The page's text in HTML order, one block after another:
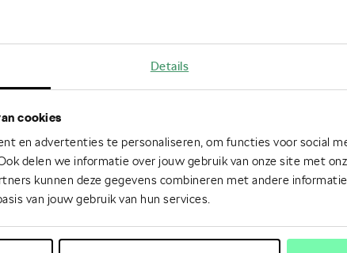
Details
cookies
en advertenties te personaliseren, om functies voor social
delen we informatie over jouw gebruik van onze site met
kunnen deze gegevens combineren met andere
van jouw gebruik van hun services.
Oops!
wrong. Please try refreshing the app